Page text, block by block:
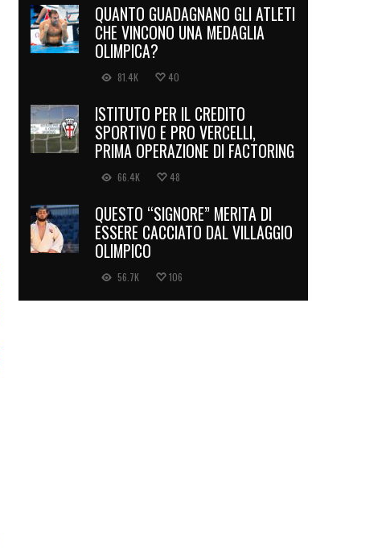
QUANTO GUADAGNANO GLI ATLETI
CHE VINCONO UNA MEDAGLIA
OLIMPICA?
81.4K 40
ISTITUTO PER IL CREDITO
SPORTIVO E PRO VERCELLI,
PRIMA OPERAZIONE DI FACTORING
66.4K 48
QUESTO “SIGNORE” MERITA DI
ESSERE CACCIATO DAL VILLAGGIO
OLIMPICO
56.7K 106